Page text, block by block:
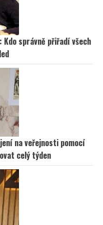
správně přiřadí všech
na veřejnosti pomocí
celý týden